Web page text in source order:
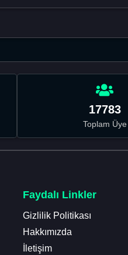
17783
Toplam Üye
Faydalı Linkler
Gizlilik Politikası
Hakkımızda
İletişim